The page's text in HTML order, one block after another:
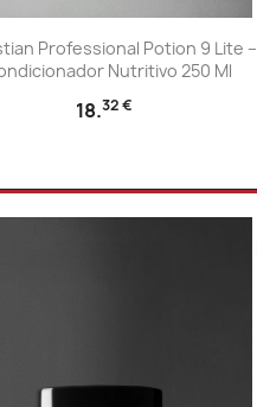
Professional Potion 9 Lite –
Nutritivo 250 Ml
18.32 €